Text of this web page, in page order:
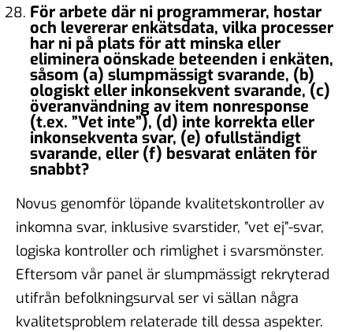
För arbete där ni programmerar, hostar
och levererar enkätsdata, vilka processer
har ni på plats för att minska eller
eliminera oönskade beteenden i enkäten,
såsom (a) slumpmässigt svarande, (b)
ologiskt eller inkonsekvent svarande, (c)
överanvändning av item nonresponse
(t.ex. ”Vet inte”), (d) inte korrekta eller
inkonsekventa svar, (e) ofullständigt
svarande, eller (f) besvarat enläten för
snabbt?
Novus genomför löpande kvalitetskontroller av
inkomna svar, inklusive svarstider, ”vet ej”-svar,
logiska kontroller och rimlighet i svarsmönster.
Eftersom vår panel är slumpmässigt rekryterad
utifrån befolkningsurval ser vi sällan några
kvalitetsproblem relaterade till dessa aspekter.